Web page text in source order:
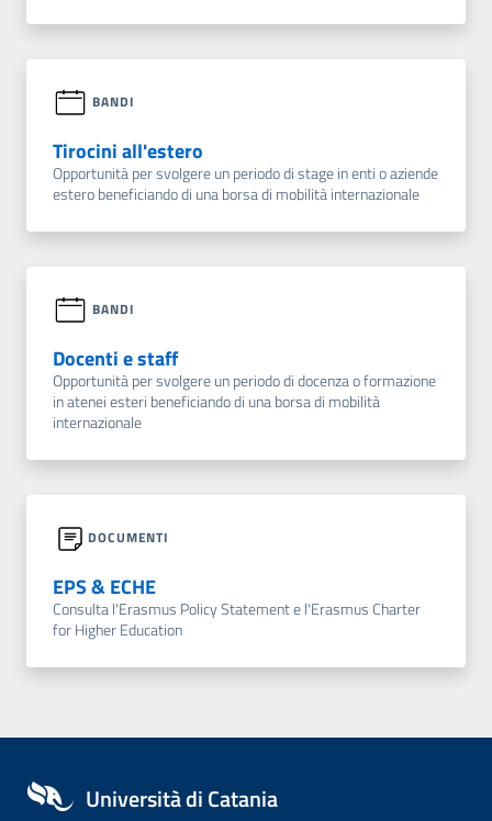
BANDI
Tirocini all'estero
Opportunità per svolgere un periodo di stage in enti o aziende
estero beneficiando di una borsa di mobilità internazionale
BANDI
Docenti e staff
Opportunità per svolgere un periodo di docenza o formazione
in atenei esteri beneficiando di una borsa di mobilità
internazionale
DOCUMENTI
EPS & ECHE
Consulta l'Erasmus Policy Statement e l'Erasmus Charter
for Higher Education
Università di Catania